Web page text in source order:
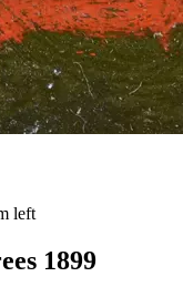
left
1899